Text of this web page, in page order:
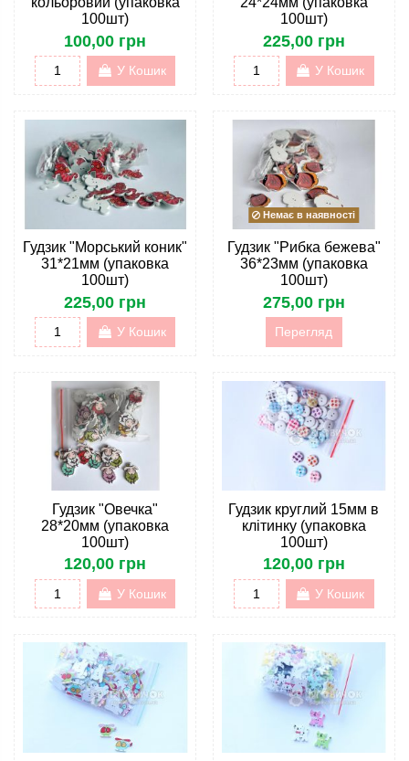
100шт)
100,00 грн
У Кошик
100шт)
225,00 грн
У Кошик
Гудзик "Морський коник"
31*21мм (упаковка
100шт)
225,00 грн
У Кошик
Немає в наявності
Гудзик "Рибка бежева"
36*23мм (упаковка
100шт)
275,00 грн
Перегляд
Гудзик "Овечка"
28*20мм (упаковка
100шт)
120,00 грн
У Кошик
Гудзик круглий 15мм в
клітинку (упаковка
100шт)
120,00 грн
У Кошик